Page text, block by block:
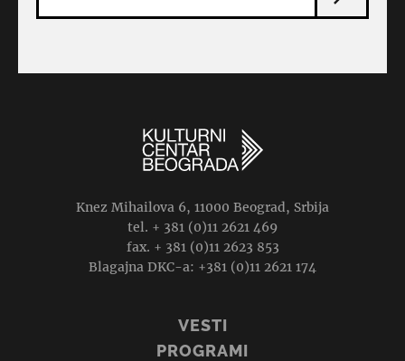
Knez Mihailova 6, 11000 Beograd, Srbija
tel. + 381 (0)11 2621 469
fax. + 381 (0)11 2623 853
Blagajna DKC-a: +381 (0)11 2621 174
VESTI
PROGRAMI